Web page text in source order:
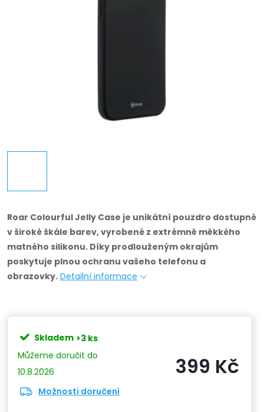
Roar Colourful Jelly Case je unikátní pouzdro dostupné
v široké škále barev, vyrobené z extrémně měkkého
matného silikonu. Díky prodlouženým okrajům
poskytuje plnou ochranu vašeho telefonu a
obrazovky. Detailní informace
Skladem >3 ks
10.8.2026
Možnosti doručení
399 Kč